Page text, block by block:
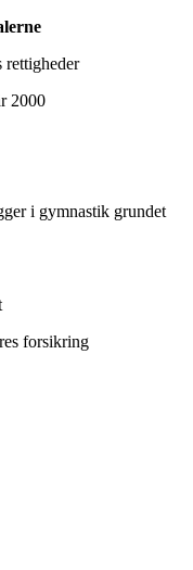
rettigheder
2000
i gymnastik grundet
forsikring